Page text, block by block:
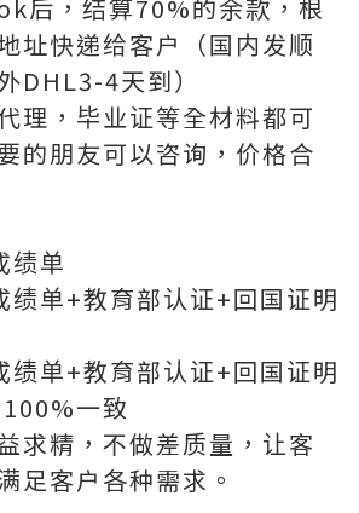
后，结算70%的余款，根
址快递给客户（国内发顺
DHL3-4天到）
理，毕业证等全材料都可
的朋友可以咨询，价格合
绩单
绩单+教育部认证+回国证明
绩单+教育部认证+回国证明
一致
求精，不做差质量，让客
足客户各种需求。